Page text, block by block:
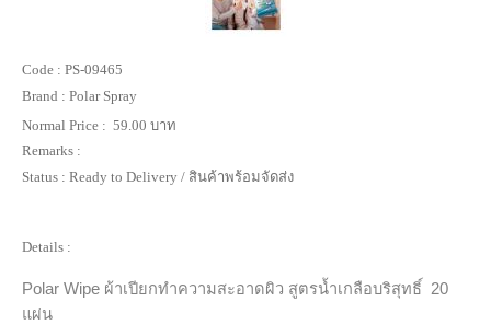
Code : PS-09465
Brand : Polar Spray
Normal Price : 59.00 บาท
Remarks :
Status : Ready to Delivery / สินค้าพร้อมจัดส่ง
Details :
Polar Wipe ผ้าเปียกทำความสะอาดผิว สูตรน้ำเกลือบริสุทธิ์ 20
แผ่น